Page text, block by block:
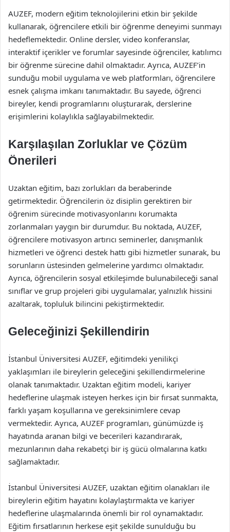
AUZEF, modern eğitim teknolojilerini etkin bir şekilde
kullanarak, öğrencilere etkili bir öğrenme deneyimi sunmayı
hedeflemektedir. Online dersler, video konferanslar,
interaktif içerikler ve forumlar sayesinde öğrenciler, katılımcı
bir öğrenme sürecine dahil olmaktadır. Ayrıca, AUZEF’in
sunduğu mobil uygulama ve web platformları, öğrencilere
esnek çalışma imkanı tanımaktadır. Bu sayede, öğrenci
bireyler, kendi programlarını oluşturarak, derslerine
erişimlerini kolaylıkla sağlayabilmektedir.
Karşılaşılan Zorluklar ve Çözüm
Önerileri
Uzaktan eğitim, bazı zorlukları da beraberinde
getirmektedir. Öğrencilerin öz disiplin gerektiren bir
öğrenim sürecinde motivasyonlarını korumakta
zorlanmaları yaygın bir durumdur. Bu noktada, AUZEF,
öğrencilere motivasyon artırıcı seminerler, danışmanlık
hizmetleri ve öğrenci destek hattı gibi hizmetler sunarak, bu
sorunların üstesinden gelmelerine yardımcı olmaktadır.
Ayrıca, öğrencilerin sosyal etkileşimde bulunabileceği sanal
sınıflar ve grup projeleri gibi uygulamalar, yalnızlık hissini
azaltarak, topluluk bilincini pekiştirmektedir.
Geleceğinizi Şekillendirin
İstanbul Üniversitesi AUZEF, eğitimdeki yenilikçi
yaklaşımları ile bireylerin geleceğini şekillendirmelerine
olanak tanımaktadır. Uzaktan eğitim modeli, kariyer
hedeflerine ulaşmak isteyen herkes için bir fırsat sunmakta,
farklı yaşam koşullarına ve gereksinimlere cevap
vermektedir. Ayrıca, AUZEF programları, günümüzde iş
hayatında aranan bilgi ve becerileri kazandırarak,
mezunlarının daha rekabetçi bir iş gücü olmalarına katkı
sağlamaktadır.
İstanbul Üniversitesi AUZEF, uzaktan eğitim olanakları ile
bireylerin eğitim hayatını kolaylaştırmakta ve kariyer
hedeflerine ulaşmalarında önemli bir rol oynamaktadır.
Eğitim fırsatlarının herkese eşit şekilde sunulduğu bu